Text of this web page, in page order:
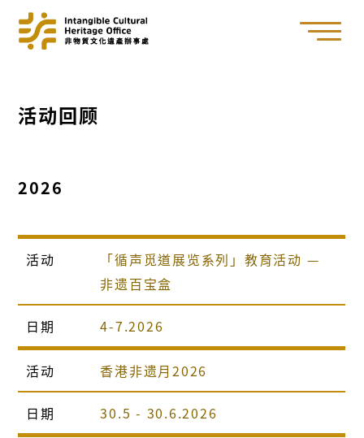
活动回顾
2026
活动
「循声觅道展览系列」教育活动 —
非遗百宝盒
日期 4-7.2026
活动 香港非遗月2026
日期 30.5 - 30.6.2026